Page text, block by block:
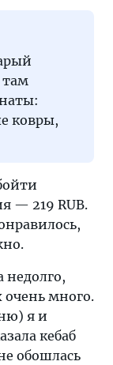
там
ковры,
— 219 RUB.
недолго,
очень много.
я и
кебаб
обошлась